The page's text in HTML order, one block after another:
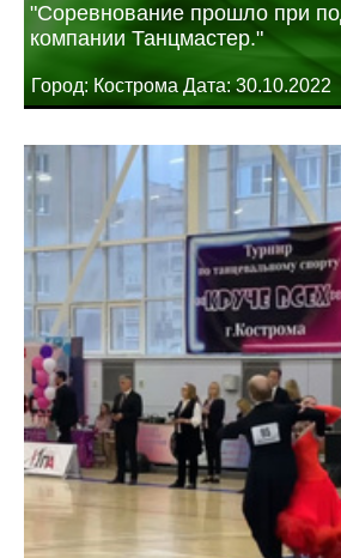
"Соревнование прошло при
компании Танцмастер."
Город: Кострома Дата: 30.10.2022